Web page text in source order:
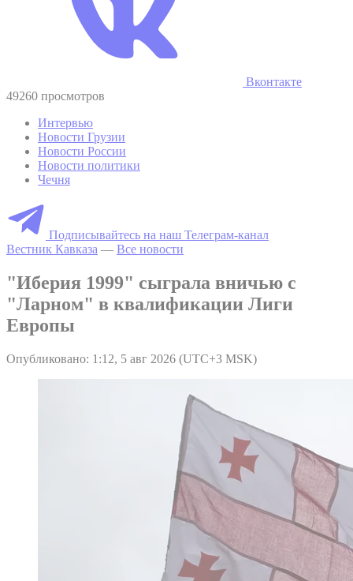
Вконтакте
49260 просмотров
Интервью
Новости Грузии
Новости России
Новости политики
Чечня
Подписывайтесь на наш Телеграм-канал
Вестник Кавказа — Все новости
"Иберия 1999" сыграла вничью с
"Ларном" в квалификации Лиги
Европы
Опубликовано: 1:12, 5 авг 2026 (UTC+3 MSK)